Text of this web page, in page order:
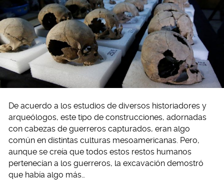
De acuerdo a los estudios de diversos historiadores y
arqueólogos, este tipo de construcciones, adornadas
con cabezas de guerreros capturados, eran algo
común en distintas culturas mesoamericanas. Pero,
aunque se creía que todos estos restos humanos
pertenecían a los guerreros, la excavación demostró
que había algo más…